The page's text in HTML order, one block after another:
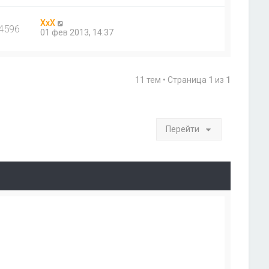
ХхХ
01 фев 2013, 14:37
11 тем • Страница 1 из 1
Перейти